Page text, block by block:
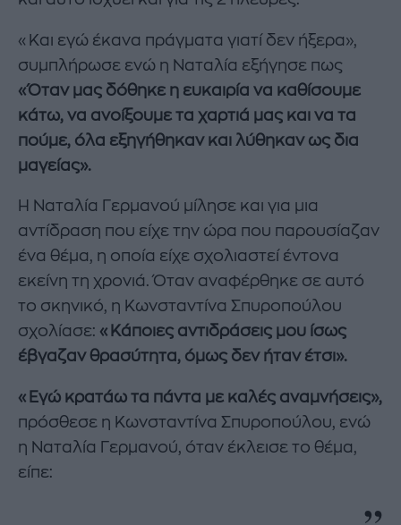
«Και εγώ έκανα πράγματα γιατί δεν ήξερα»,
συμπλήρωσε ενώ η Ναταλία εξήγησε πως
«Όταν μας δόθηκε η ευκαιρία να καθίσουμε
κάτω, να ανοίξουμε τα χαρτιά μας και να τα
πούμε, όλα εξηγήθηκαν και λύθηκαν ως δια
μαγείας».
Η Ναταλία Γερμανού μίλησε και για μια
αντίδραση που είχε την ώρα που παρουσίαζαν
ένα θέμα, η οποία είχε σχολιαστεί έντονα
εκείνη τη χρονιά. Όταν αναφέρθηκε σε αυτό
το σκηνικό, η Κωνσταντίνα Σπυροπούλου
σχολίασε: «Κάποιες αντιδράσεις μου ίσως
έβγαζαν θρασύτητα, όμως δεν ήταν έτσι».
«Εγώ κρατάω τα πάντα με καλές αναμνήσεις»,
πρόσθεσε η Κωνσταντίνα Σπυροπούλου, ενώ
η Ναταλία Γερμανού, όταν έκλεισε το θέμα,
είπε: